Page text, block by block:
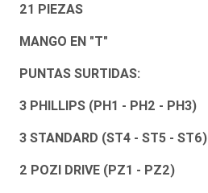
21 PIEZAS
MANGO EN "T"
PUNTAS SURTIDAS:
3 PHILLIPS (PH1 - PH2 - PH3)
3 STANDARD (ST4 - ST5 - ST6)
2 POZI DRIVE (PZ1 - PZ2)